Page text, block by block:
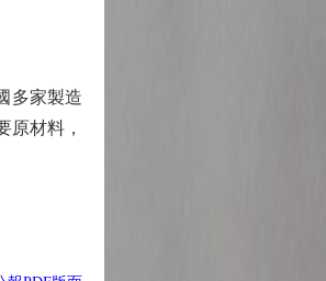
多家製造
原材料，